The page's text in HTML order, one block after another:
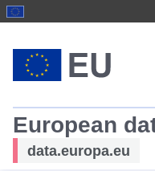
European
data.europa.eu